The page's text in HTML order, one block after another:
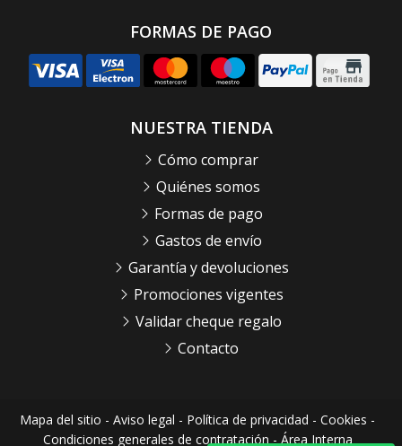
FORMAS DE PAGO
NUESTRA TIENDA
Cómo comprar
Quiénes somos
Formas de pago
Gastos de envío
Garantía y devoluciones
Promociones vigentes
Validar cheque regalo
Contacto
Mapa del sitio - Aviso legal - Política de privacidad - Cookies -
Condiciones generales de contratación-Área Interna